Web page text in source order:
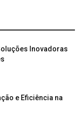
Inovadoras
e Eficiência na